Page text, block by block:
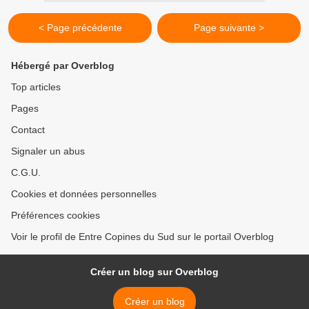
< Page précédente Page suivante >
Hébergé par Overblog
Top articles
Pages
Contact
Signaler un abus
C.G.U.
Cookies et données personnelles
Préférences cookies
Voir le profil de Entre Copines du Sud sur le portail Overblog
Créer un blog sur Overblog
Créer un blog